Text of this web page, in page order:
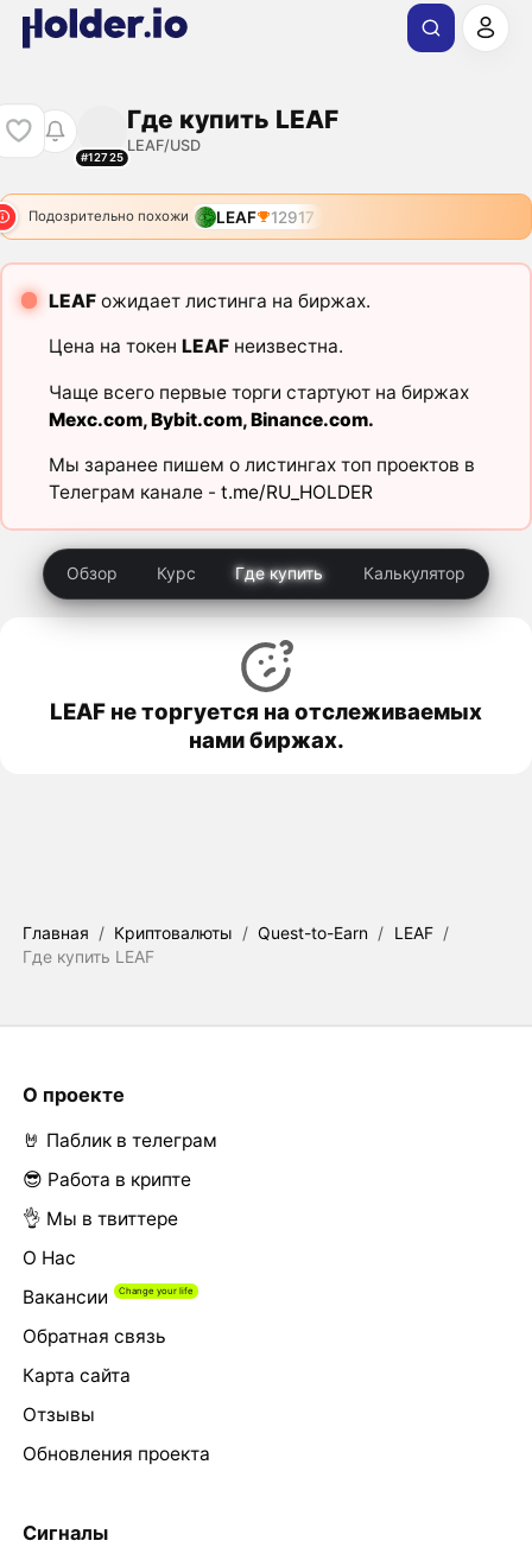
#12725
Где купить LEAF
LEAF/USD
Подозрительно похожи LEAF 12917
LEAFожидает листинга на биржах.
Цена на токен LEAFнеизвестна.
Чаще всего первые торги стартуют на биржах
Mexc.com,Bybit.com,Binance.com.
Мы заранее пишем о листингах топ проектов в
Телеграм канале - t.me/RU_HOLDER
Обзор Курс Где купить Калькулятор
LEAF не торгуется на отслеживаемых
нами биржах.
Главная / Криптовалюты / Quest-to-Earn / LEAF /
Где купить LEAF
О проекте
🤘 Паблик в телеграм
😎 Работа в крипте
👌 Мы в твиттере
О Нас
Вакансии
Обратная связь
Карта сайта
Отзывы
Обновления проекта
Сигналы